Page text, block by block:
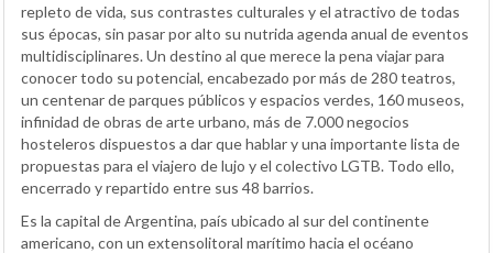
repleto de vida, sus contrastes culturales y el atractivo de todas
sus épocas, sin pasar por alto su nutrida agenda anual de eventos
multidisciplinares. Un destino al que merece la pena viajar para
conocer todo su potencial, encabezado por más de 280 teatros,
un centenar de parques públicos y espacios verdes, 160 museos,
infinidad de obras de arte urbano, más de 7.000 negocios
hosteleros dispuestos a dar que hablar y una importante lista de
propuestas para el viajero de lujo y el colectivo LGTB. Todo ello,
encerrado y repartido entre sus 48 barrios.
Es la capital de Argentina, país ubicado al sur del continente
americano, con un extensolitoral marítimo hacia el océano